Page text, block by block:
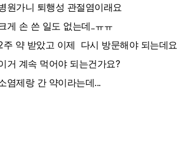
원가니 퇴행성 관절염이래요
게 손 쓴 일도 없는데..ㅠㅠ
주 약 받았고 이제 다시 방문해야 되는데요
거 계속 먹어야 되는건가요?
염제랑 간 약이라는데...